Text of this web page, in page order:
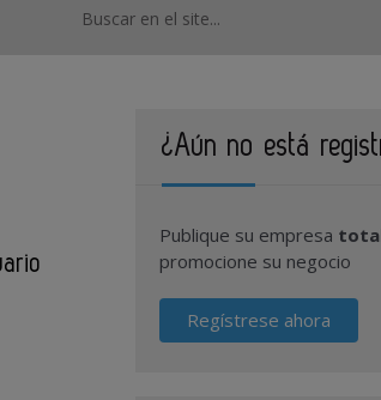
¿Aún no está
Publique su empresa
promocione su negocio
Regístrese ahora